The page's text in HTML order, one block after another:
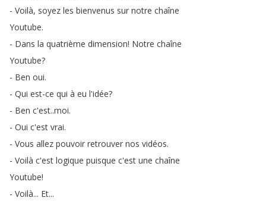
- Voilà, soyez les bienvenus sur notre chaîne
Youtube.
- Dans la quatrième dimension! Notre chaîne
Youtube?
- Ben oui.
- Qui est-ce qui à eu l'idée?
- Ben c'est..moi.
- Oui c'est vrai.
- Vous allez pouvoir retrouver nos vidéos.
- Voilà c'est logique puisque c'est une chaîne
Youtube!
- Voilà... Et...